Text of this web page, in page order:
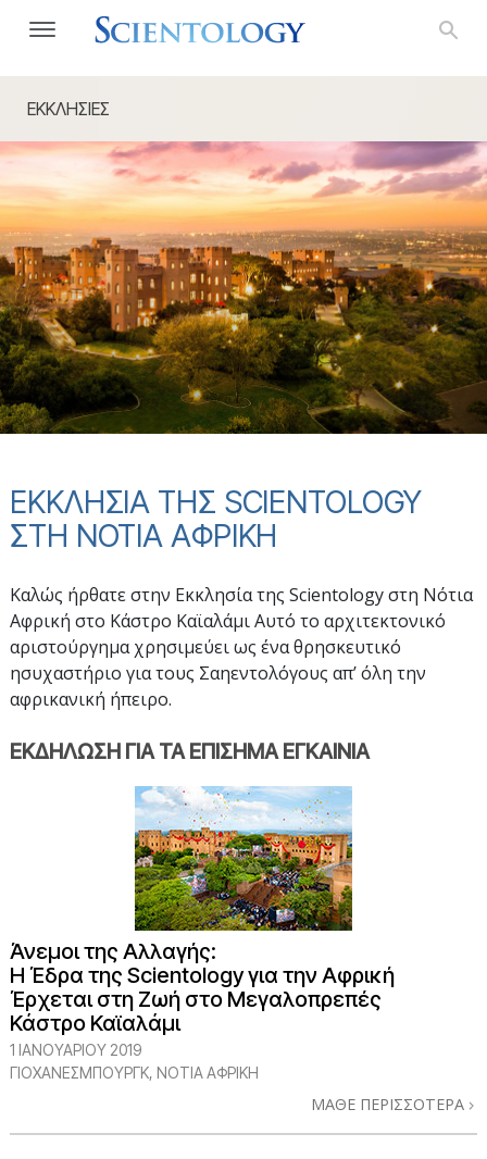
ΕΚΚΛΗΣΙΕΣ
ΕΚΚΛΗΣΙΑ ΤΗΣ SCIENTOLOGY
ΣΤΗ ΝΟΤΙΑ ΑΦΡΙΚΗ
Καλώς ήρθατε στην Εκκλησία της Scientology στη Νότια
Αφρική στο Κάστρο Καϊαλάμι Αυτό το αρχιτεκτονικό
αριστούργημα χρησιμεύει ως ένα θρησκευτικό
ησυχαστήριο για τους Σαηεντολόγους απ’ όλη την
αφρικανική ήπειρο.
ΕΚΔΗΛΩΣΗ ΓΙΑ ΤΑ ΕΠΙΣΗΜΑ ΕΓΚΑΙΝΙΑ
Άνεμοι της Αλλαγής:
Η Έδρα της Scientology για την Αφρική
Έρχεται στη Ζωή στο Μεγαλοπρεπές
Κάστρο Καϊαλάμι
1 ΙΑΝΟΥΑΡΙΟΥ 2019
ΓΙΟΧΆΝΕΣΜΠΟΥΡΓΚ, ΝΌΤΙΑ ΑΦΡΙΚΉ
ΜΑΘΕ ΠΕΡΙΣΣΟΤΕΡΑ